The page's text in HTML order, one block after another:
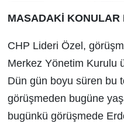
MASADAKİ KONULAR
CHP Lideri Özel,
Merkez Yönetim Kurulu
Dün gün boyu süren bu
görüşmeden bugüne
bugünkü görüşmede